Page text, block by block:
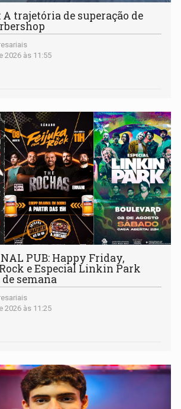
A trajetória de superação de
2026 às 11:55
PUB: Happy Friday,
e Especial Linkin Park
semana
2026 às 11:25